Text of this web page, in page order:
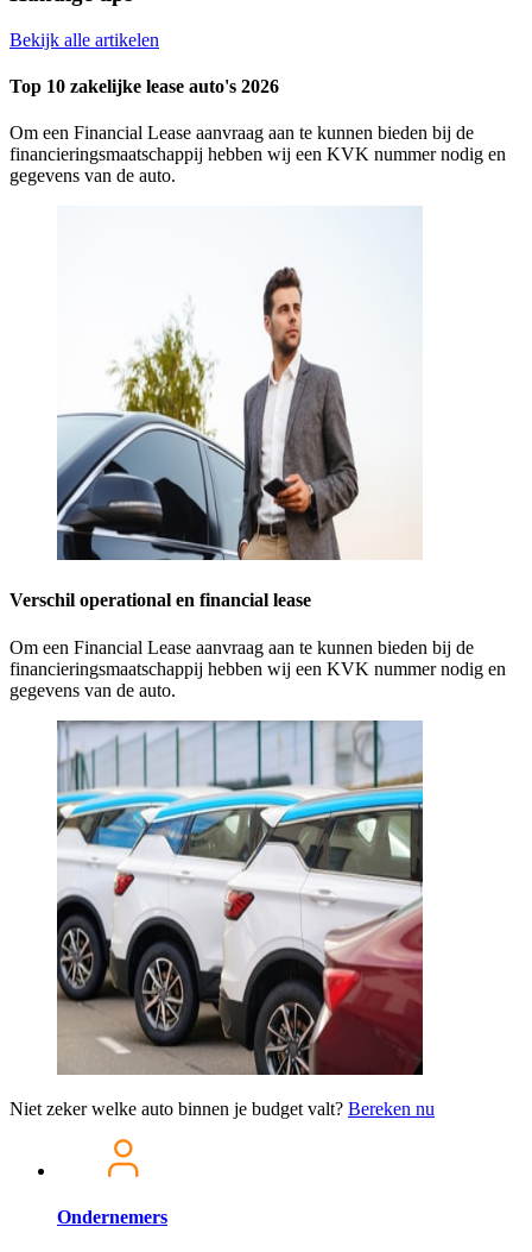
Bekijk alle artikelen
Top 10 zakelijke lease auto's 2026
Om een Financial Lease aanvraag aan te kunnen bieden bij de
financieringsmaatschappij hebben wij een KVK nummer nodig en
gegevens van de auto.
Verschil operational en financial lease
Om een Financial Lease aanvraag aan te kunnen bieden bij de
financieringsmaatschappij hebben wij een KVK nummer nodig en
gegevens van de auto.
Niet zeker welke auto binnen je budget valt? Bereken nu
Ondernemers